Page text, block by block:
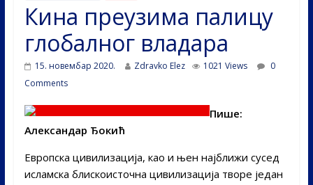
Кина преузима палицу
глобалног владара
15. новембар 2020. Zdravko Elez 1021 Views
0
Comments
Пише:
Александар Ђокић
Европска цивилизација, као и њен најближи сусед
исламска блискоисточна цивилизација творе један